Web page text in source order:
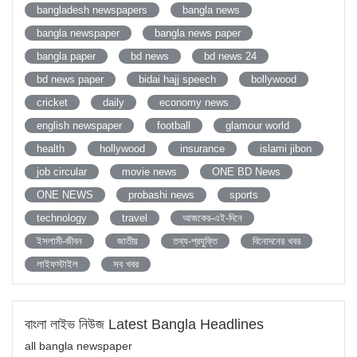
bangladesh newspapers
bangla news
bangla newspaper
bangla news paper
bangla paper
bd news
bd news 24
bd news paper
bidai hajj speech
bollywood
cricket
daily
economy news
english newspaper
football
glamour world
health
hollywood insurance
islami jibon
job circular
movie news
ONE BD News
ONE NEWS
probashi news
sports
technology
travel
আজকের-এই-দিনে
ইসলামী-জীবন
জাতীয় তথ্য-প্রযুক্তি
বিনোদনের খবর
লাইফস্টাইল
সব খবর
বাংলা লাইভ নিউজ Latest Bangla Headlines
all bangla newspaper